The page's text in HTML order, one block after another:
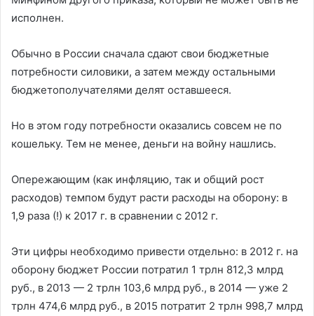
исполнен.
Обычно в России сначала сдают свои бюджетные
потребности силовики, а затем между остальными
бюджетополучателями делят оставшееся.
Но в этом году потребности оказались совсем не по
кошельку. Тем не менее, деньги на войну нашлись.
Опережающим (как инфляцию, так и общий рост
расходов) темпом будут расти расходы на оборону: в
1,9 раза (!) к 2017 г. в сравнении с 2012 г.
Эти цифры необходимо привести отдельно: в 2012 г. на
оборону бюджет России потратил 1 трлн 812,3 млрд
руб., в 2013 — 2 трлн 103,6 млрд руб., в 2014 — уже 2
трлн 474,6 млрд руб., в 2015 потратит 2 трлн 998,7 млрд